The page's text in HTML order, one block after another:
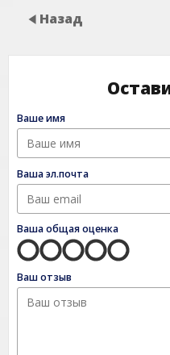
Назад
Ваше имя
Ваша эл.почта
Ваша общая оценка
Ваш отзыв